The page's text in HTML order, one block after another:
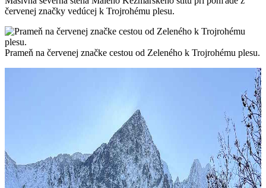
červenej značky vedúcej k Trojrohému plesu.
Prameň na červenej značke cestou od Zeleného k Trojrohému plesu.